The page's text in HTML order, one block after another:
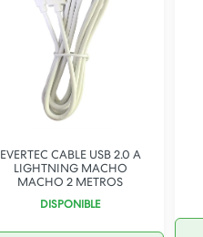
EVERTEC CABLE USB 2.0 A
LIGHTNING MACHO
MACHO 2 METROS
DISPONIBLE